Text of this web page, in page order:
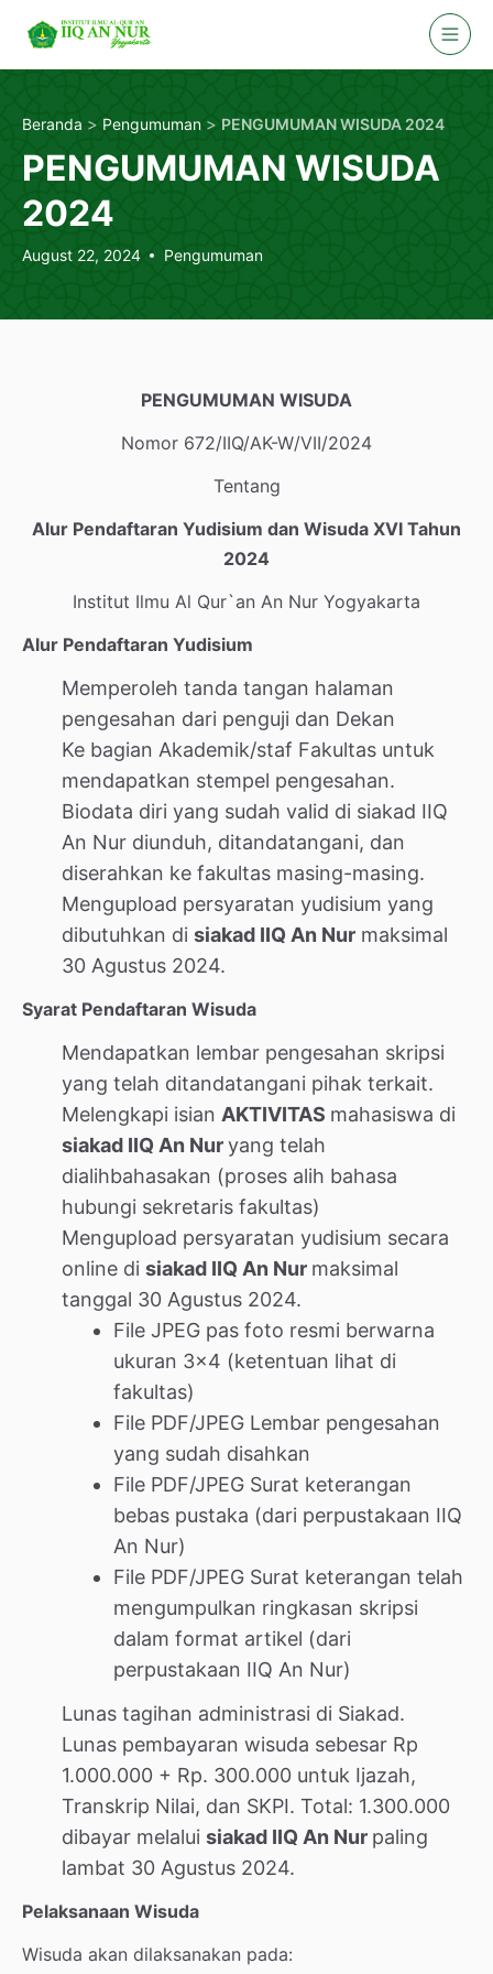
content
Beranda > Pengumuman > PENGUMUMAN WISUDA 2024
PENGUMUMAN WISUDA
2024
August 22, 2024 Pengumuman
PENGUMUMAN WISUDA
Nomor 672/IIQ/AK-W/VII/2024
Tentang
Alur Pendaftaran Yudisium dan Wisuda XVI Tahun
2024
Institut Ilmu Al Qur`an An Nur Yogyakarta
Alur Pendaftaran Yudisium
Memperoleh tanda tangan halaman
pengesahan dari penguji dan Dekan
Ke bagian Akademik/staf Fakultas untuk
mendapatkan stempel pengesahan.
Biodata diri yang sudah valid di siakad IIQ
An Nur diunduh, ditandatangani, dan
diserahkan ke fakultas masing-masing.
Mengupload persyaratan yudisium yang
dibutuhkan di siakad IIQ An Nur maksimal
30 Agustus 2024.
Syarat Pendaftaran Wisuda
Mendapatkan lembar pengesahan skripsi
yang telah ditandatangani pihak terkait.
Melengkapi isian AKTIVITAS mahasiswa di
siakad IIQ An Nuryang telah
dialihbahasakan (proses alih bahasa
hubungi sekretaris fakultas)
Mengupload persyaratan yudisium secara
online di siakad IIQ An Nur maksimal
tanggal 30 Agustus 2024.
File JPEG pas foto resmi berwarna
ukuran 3×4 (ketentuan lihat di
fakultas)
File PDF/JPEG Lembar pengesahan
yang sudah disahkan
File PDF/JPEG Surat keterangan
bebas pustaka (dari perpustakaan IIQ
An Nur)
File PDF/JPEG Surat keterangan telah
mengumpulkan ringkasan skripsi
dalam format artikel (dari
perpustakaan IIQ An Nur)
Lunas tagihan administrasi di Siakad.
Lunas pembayaran wisuda sebesar Rp
1.000.000 + Rp. 300.000 untuk Ijazah,
Transkrip Nilai, dan SKPI. Total: 1.300.000
dibayar melalui siakad IIQ An Nur paling
lambat 30 Agustus 2024.
Pelaksanaan Wisuda
Wisuda akan dilaksanakan pada: